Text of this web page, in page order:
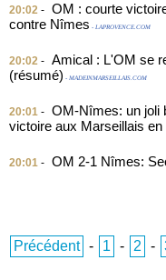
20:02 - OM : courte
contre Nîmes - LAPROVENCE.COM
20:02 - Amical : L'OM se
(résumé) - MADEINMARSEILLAIS.COM
20:01 - OM-Nîmes: un joli
victoire aux Marseillais en
20:01 - OM 2-1 Nîmes:
Précédent - 1 - 2 -